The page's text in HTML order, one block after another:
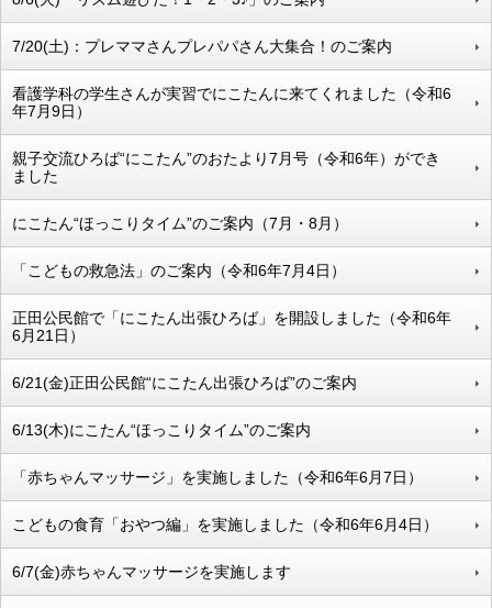
7/20(土)：プレママさんプレパパさん大集合！のご案内
看護学科の学生さんが実習でにこたんに来てくれました（令和6
年7月9日）
親子交流ひろば“にこたん”のおたより7月号（令和6年）ができ
ました
にこたん“ほっこりタイム”のご案内（7月・8月）
「こどもの救急法」のご案内（令和6年7月4日）
正田公民館で「にこたん出張ひろば」を開設しました（令和6年
6月21日）
6/21(金)正田公民館“にこたん出張ひろば”のご案内
6/13(木)にこたん“ほっこりタイム”のご案内
「赤ちゃんマッサージ」を実施しました（令和6年6月7日）
こどもの食育「おやつ編」を実施しました（令和6年6月4日）
6/7(金)赤ちゃんマッサージを実施します